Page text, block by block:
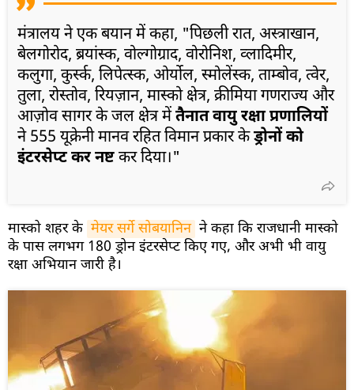
मंत्रालय ने एक बयान में कहा, "पिछली रात, अस्त्राखान,
बेलगोरोद, ब्रयांस्क, वोल्गोग्राद, वोरोनिश, व्लादिमीर,
कलुगा, कुर्स्क, लिपेत्स्क, ओर्योल, स्मोलेंस्क, ताम्बोव, त्वेर,
तुला, रोस्तोव, रियज़ान, मास्को क्षेत्र, क्रीमिया गणराज्य और
आज़ोव सागर के जल क्षेत्र मेंतैनात वायु रक्षा प्रणालियों
ने 555 यूक्रेनी मानव रहित विमान प्रकार केड्रोनों को
इंटरसेप्ट कर नष्टकर दिया।"
मास्को शहर के मेयर सर्गे सोबयानिन ने कहा कि राजधानी मास्को
के पास लगभग 180 ड्रोन इंटरसेप्ट किए गए, और अभी भी वायु
रक्षा अभियान जारी है।